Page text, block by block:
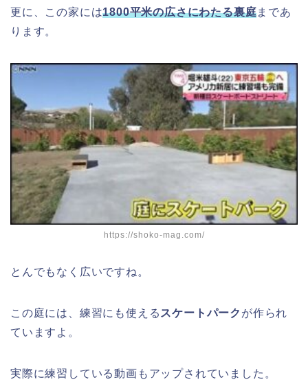
更に、この家には1800平米の広さにわたる裏庭まであ
ります。
https://shoko-mag.com/
とんでもなく広いですね。
この庭には、練習にも使える スケートパーク が作られ
ていますよ。
実際に練習している動画もアップされていました。